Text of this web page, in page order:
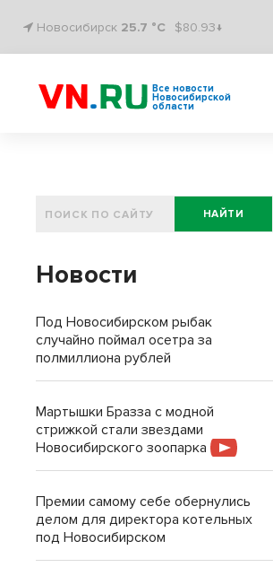
Новосибирск 25.7 °C $80.93↓
Все новости
Новосибирской
области
НАЙТИ
Новости
Под Новосибирском рыбак
случайно поймал осетра за
полмиллиона рублей
Мартышки Бразза с модной
стрижкой стали звездами
Новосибирского зоопарка
Премии самому себе обернулись
делом для директора котельных
под Новосибирском